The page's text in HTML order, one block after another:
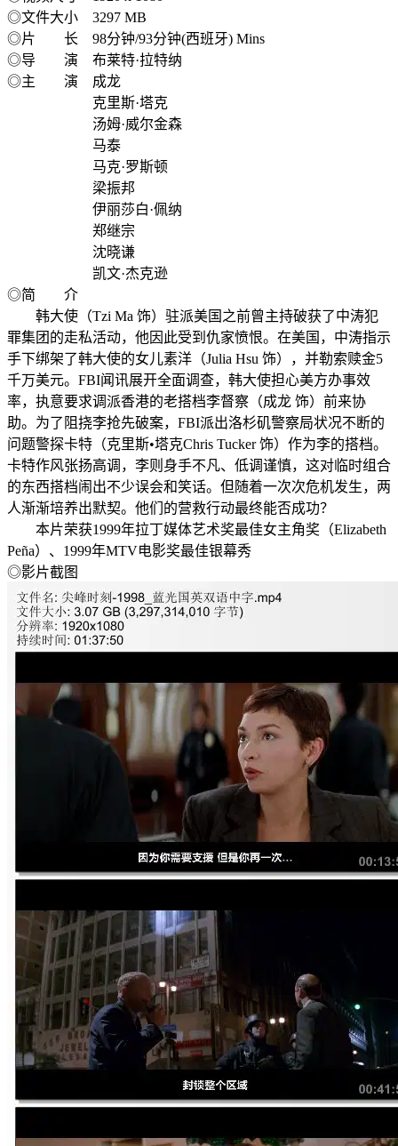
◎文件大小 3297 MB
◎片 长 98分钟/93分钟(西班牙) Mins
◎导 演 布莱特·拉特纳
◎主 演 成龙
克里斯·塔克
汤姆·威尔金森
马泰
马克·罗斯顿
梁振邦
伊丽莎白·佩纳
郑继宗
沈晓谦
凯文·杰克逊
◎简 介
韩大使（Tzi Ma 饰）驻派美国之前曾主持破获了中涛犯
罪集团的走私活动，他因此受到仇家愤恨。在美国，中涛指示
手下绑架了韩大使的女儿素洋（Julia Hsu 饰），并勒索赎金5
千万美元。FBI闻讯展开全面调查，韩大使担心美方办事效
率，执意要求调派香港的老搭档李督察（成龙 饰）前来协
助。为了阻挠李抢先破案，FBI派出洛杉矶警察局状况不断的
问题警探卡特（克里斯•塔克Chris Tucker 饰）作为李的搭档。
卡特作风张扬高调，李则身手不凡、低调谨慎，这对临时组合
的东西搭档闹出不少误会和笑话。但随着一次次危机发生，两
人渐渐培养出默契。他们的营救行动最终能否成功？
本片荣获1999年拉丁媒体艺术奖最佳女主角奖（Elizabeth
Peña）、1999年MTV电影奖最佳银幕秀
◎影片截图